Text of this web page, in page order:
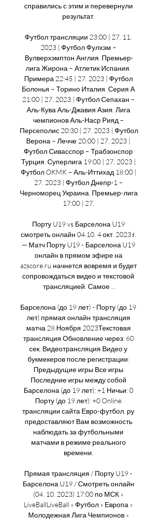
справились с этим и перевернули
результат.
Футбол трансляции 23:00 | 27. 11.
2023 | Футбол Фулхэм –
Вулверхэмптон Англия. Премьер-
лига Жирона – Атлетик Испания.
Примера 22:45 | 27. 2023 | Футбол
Болонья – Торино Италия. Серия А
21:00 | 27. 2023 | Футбол Сепахан –
Аль-Кува Аль-Джавия Азия. Лига
чемпионов Аль-Наср Рияд –
Персеполис 20:30 | 27. 2023 | Футбол
Верона – Лечче 20:00 | 27. 2023 |
Футбол Сивасспор – Трабзонспор
Турция. Суперлига 19:00 | 27. 2023 |
Футбол OKMK – Аль-Иттихад 18:00 |
27. 2023 | Футбол Днепр-1 –
Черноморец Украина. Премьер-лига
17:00 | 27.
Порту U19 vs Барселона U19
смотреть онлайн 04.10. 4 окт. 2023 г.
— Матч Порту U19 - Барселона U19
онлайн в прямом эфире на
azscore.ru начнется вовремя и будет
сопровождаться видео и текстовой
трансляцией. Самое ...
Барселона (до 19 лет) - Порту (до 19
лет) прямая онлайн трансляция
матча 28 Ноября 2023Текстовая
трансляция Обновление через: 60
сек. Видеотрансляция Видео у
букмекеров после регистрации:
Предыдущие игры Все игры
Последние игры между собой
Барселона (до 19 лет): +1 Ничьи: 0
Порту (до 19 лет): +0 Online
трансляции сайта Евро-футбол. ру
предоставляют Вам возможность
наблюдать за футбольными
матчами в режиме реального
времени.
Прямая трансляция / Порту U19 -
Барселона U19 / Смотреть онлайн
(04. 10. 2023) 17:00 по МСК »
LiveBallLiveBall » Футбол » Европа »
Молодежная Лига Чемпионов »